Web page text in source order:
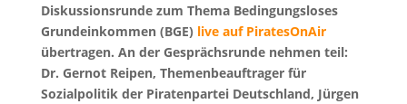
Diskussionsrunde zum Thema Bedingungsloses
Grundeinkommen (BGE) live auf PiratesOnAir
übertragen. An der Gesprächsrunde nehmen teil:
Dr. Gernot Reipen, Themenbeauftrager für
Sozialpolitik der Piratenpartei Deutschland, Jürgen